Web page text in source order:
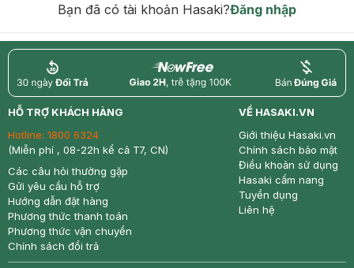
Bạn đã có tài khoản Hasaki?Đăng nhập
return nowfree price
HỖ TRỢ KHÁCH HÀNG
Hotline: 1800 6324
(Miễn phí , 08-22h kể cả T7, CN)
Các câu hỏi thường gặp
Gửi yêu cầu hỗ trợ
Hướng dẫn đặt hàng
Phương thức thanh toán
Phương thức vận chuyển
Chính sách đổi trả
VỀ HASAKI.VN
Giới thiệu Hasaki.vn
Chính sách bảo mật
Điều khoản sử dụng
Hasaki cẩm nang
Tuyển dụng
Liên hệ